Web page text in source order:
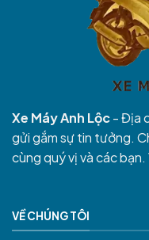
Xe Máy Anh Lộc- Địa
gửi gắm sự tin tưởng.
cùng quý vị và các
VỀ CHÚNG TÔI